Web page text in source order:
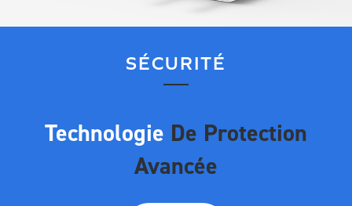
SÉCURITÉ
Technologie De Protection
Avancée